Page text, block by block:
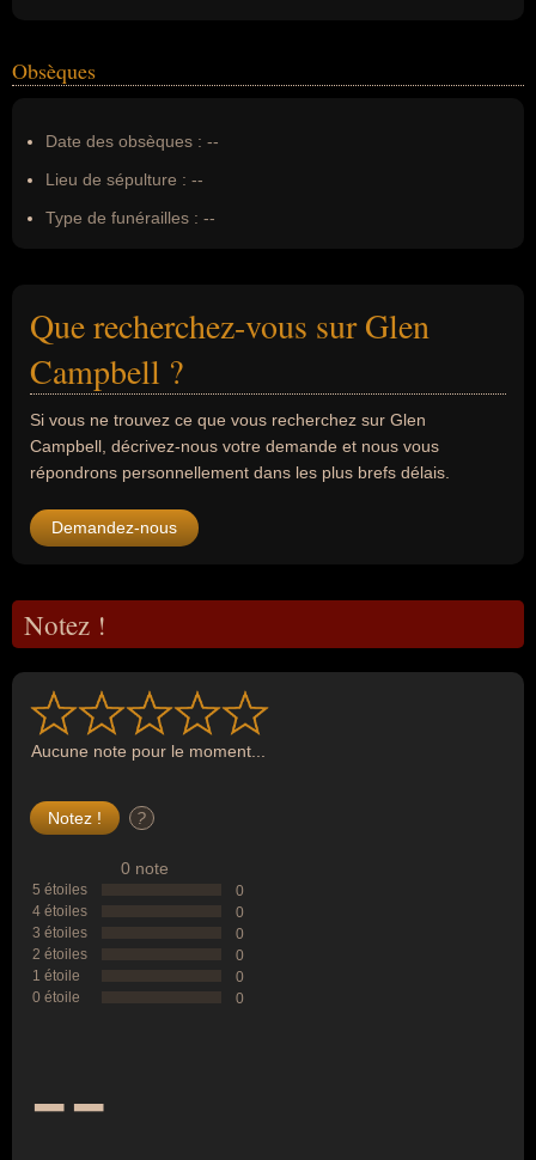
Obsèques
Date des obsèques : --
Lieu de sépulture : --
Type de funérailles : --
Que recherchez-vous sur Glen
Campbell ?
Si vous ne trouvez ce que vous recherchez sur Glen
Campbell, décrivez-nous votre demande et nous vous
répondrons personnellement dans les plus brefs délais.
Demandez-nous
Notez !
Aucune note pour le moment...
?
0 note
5 étoiles
0
4 étoiles
0
3 étoiles
0
2 étoiles
0
1 étoile
0
0 étoile
0
--